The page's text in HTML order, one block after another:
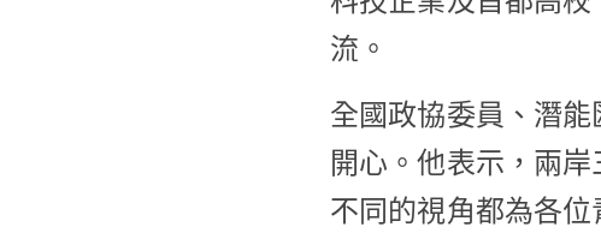
流。
全國政協委員、潛
開心。他表示，兩
不同的視角都為各